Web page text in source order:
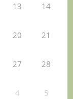
13 14
20 21
27 28
4 5